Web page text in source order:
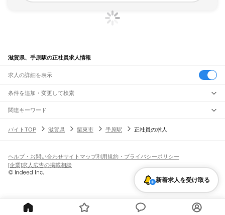
滋賀県、手原駅の正社員求人情報
求人の詳細を表示
条件を追加・変更して検索
市区町村を追加・変更
滋賀県すべて
駅を追加・変更
米原駅 坂田駅田村駅 長浜駅 虎姫駅河毛駅高月駅木ノ本駅 余呉駅
JR東海道本線(岐阜～美濃赤坂・米原)
柏原駅 近江長岡駅
琵琶湖線
飲食・フードサービス
飲食・フードサービス
ホールスタッフ
皿洗い・洗い場精肉・鮮魚加工
バー（BAR）・バーテンダー
飲食店（店長・マネージャー）
営業・販売
特徴を追加・変更
人気
髪型・髪色自由ひげOKネイルOK
留学生・外国人活躍中
短期 単発・1日OK
期間限定（春夏冬休み等）
契約社員
関連キーワード
バイトTOP
滋賀県 栗東市 手原駅 正社員の求人
新着求人を受け取る
ヘルプ・お問い合わせサイトマップ利用規約・プライバシーポリシー
[企業]求人広告の掲載相談